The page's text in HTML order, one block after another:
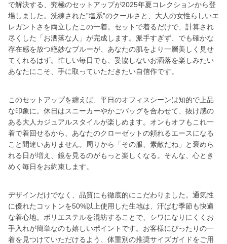
で解決する、究極のセットアップが2025年夏コレクションから登
場しました。洗練された”塩系”のクールさと、大人の女性らしいエ
レガントさを両立したこの一着。セットで着るだけで、計算され
尽くした「お洒落な人」が完成します。派手すぎず、でも確かな
存在感を放つ絶妙なブルーが、あなたの肌をより一層美しく見せ
てくれるはず。忙しい毎日でも、妥協しないお洒落を楽しみたい
あなたにこそ、手に取っていただきたい自信作です。
このセットアップを纏えば、平日のオフィスシーンは知的で上品
な印象に。休日はスニーカーやかごバッグを合わせて、抜け感の
ある大人カジュアルスタイルが楽しめます。オンもオフもこれ一
着で着回せるから、あなたのクローゼットの頼れるエースになる
こと間違いありません。周りから「その服、素敵だね」と褒めら
れる日が増え、鏡を見るのがもっと楽しくなる。そんな、心とき
めく毎日をお約束します。
デザインだけでなく、品質にも徹底的にこだわりました。通気性
に優れたコットンを50%以上使用した生地は、汗ばむ季節も快適
な着心地。ポリエステルを混紡することで、シワになりにくくお
手入れが簡単なのも嬉しいポイントです。お客様にぴったりの一
着を見つけていただけるよう、体重別の推奨サイズガイドをご用